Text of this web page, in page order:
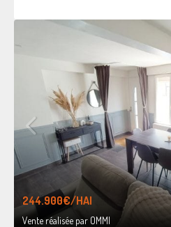
244.900€/HAI
Vente réalisée par OMMI